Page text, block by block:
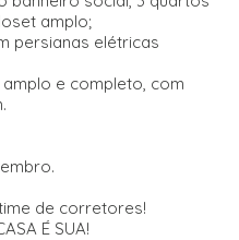
amplo;
persianas elétricas
e completo, com
de corretores!
É SUA!